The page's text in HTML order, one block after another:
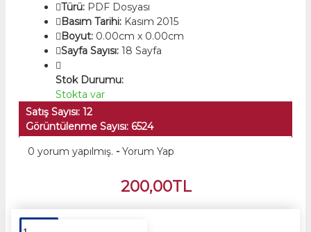
Türü: PDF Dosyası
Basım Tarihi: Kasım 2015
Boyut: 0.00cm x 0.00cm
Sayfa Sayısı: 18 Sayfa
Stok Durumu:
Stokta var
Satış Sayısı: 12
Görüntülenme Sayısı: 6524
0 yorum yapılmış. - Yorum Yap
200,00TL